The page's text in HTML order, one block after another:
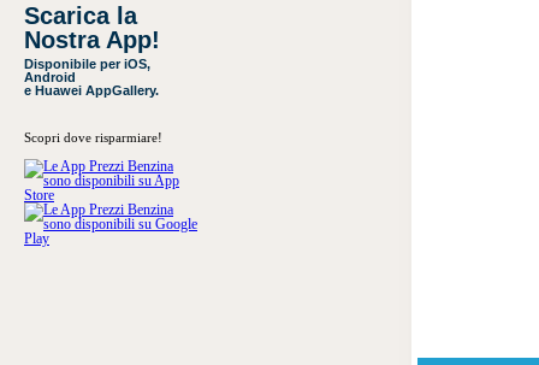
Scarica la
Nostra App!
Disponibile per iOS,
Android
e Huawei AppGallery.
Scopri dove risparmiare!